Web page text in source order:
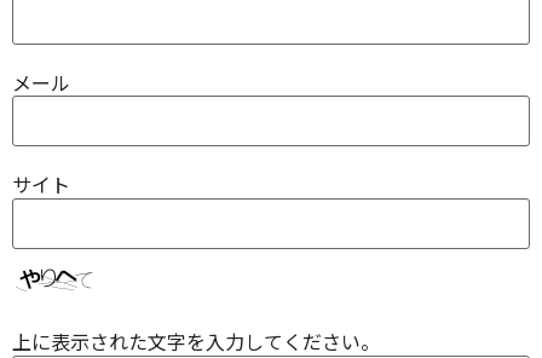
メール
サイト
上に表示された文字を入力してください。